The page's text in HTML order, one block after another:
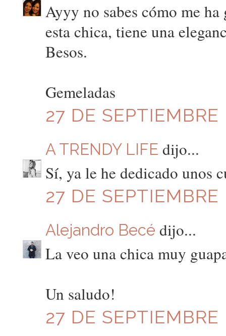
Ayyy no sabes cómo me ha
esta chica, tiene una
Besos.
Gemeladas
27 DE SEPTIEMBRE
A TRENDY LIFE dijo...
Sí, ya le he dedicado unos
27 DE
Alejandro Becé dijo...
La veo una chica muy
Un saludo!
27 DE SEPTIEMBRE